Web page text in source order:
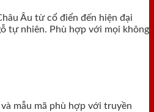
Âu từ cổ điển đến hiện đại
tự nhiên. Phù hợp với mọi không
mẫu mã phù hợp với truyền